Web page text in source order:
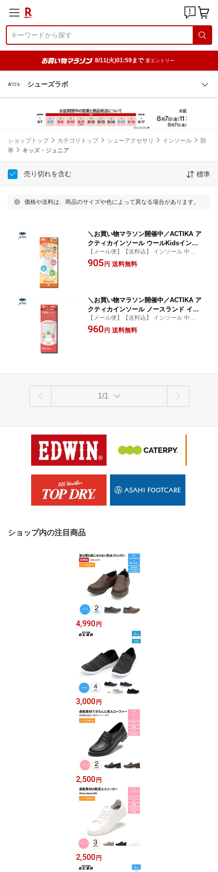
8/11(火)01:59まで 要エントリー
シューズラボ
ショップトップ カテゴリトップ シューアクセサリ インソール
防
寒
キッズ・ジュニア
売り切れを含む 標準
価格や送料は、商品のサイズや色によって異なる場合があります。
＼お買い物マラソン開催中／ACTIKA ア
クティカインソール ウールKidsインソ
ール キッズ 靴 中敷き 日本製 子供用 ス
ニーカー 長靴 sgc
【メール便】【送料込】 インソール 中敷き
暖かい 14.0cm〜16.0cm 17.0cm〜19.0cm 2
0.0cm〜22.0cm 22.0cm~24.0cm
905 円 送料無料
＼お買い物マラソン開催中／ACTIKA ア
クティカインソール ノースランド イン
ソール 子供用 靴 中敷き 暖かい 日本製
インソール 子供 キッズ スニーカー 長
【メール便】【送料込】 インソール 中敷き
暖かい
960 円 送料無料
1/1
ショップ内の注目商品
4,990 円
3,000 円
2,500 円
2,500 円